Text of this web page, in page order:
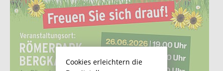
Cookies erleichtern die